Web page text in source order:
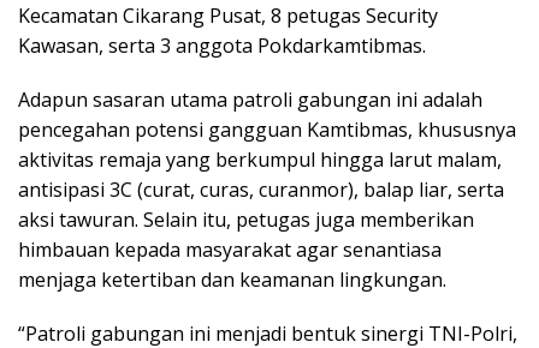
Kecamatan Cikarang Pusat, 8 petugas Security
Kawasan, serta 3 anggota Pokdarkamtibmas.
Adapun sasaran utama patroli gabungan ini adalah
pencegahan potensi gangguan Kamtibmas, khususnya
aktivitas remaja yang berkumpul hingga larut malam,
antisipasi 3C (curat, curas, curanmor), balap liar, serta
aksi tawuran. Selain itu, petugas juga memberikan
himbauan kepada masyarakat agar senantiasa
menjaga ketertiban dan keamanan lingkungan.
“Patroli gabungan ini menjadi bentuk sinergi TNI-Polri,